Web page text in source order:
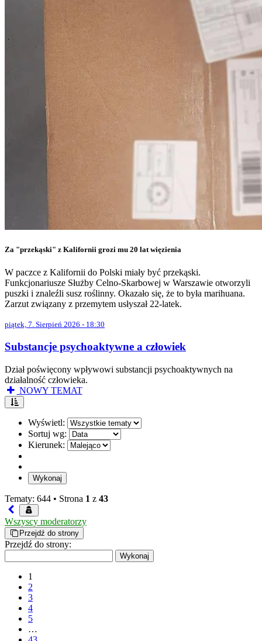
Za "przekąski" z Kalifornii grozi mu 20 lat więzienia
W paczce z Kalifornii do Polski miały być przekąski.
Funkcjonariusze Służby Celno-Skarbowej w Warszawie otworzyli
puszki i znaleźli susz roślinny. Okazało się, że to była marihuana.
Zarzut związany z przemytem usłyszał 22-latek.
piątek, 7. Sierpień 2026 - 18:30
Substancje psychoaktywne a człowiek
Dział poświęcony wpływowi substancji psychoaktywnych na
działalność człowieka.
NOWY TEMAT
Wyświetl:
Sortuj wg:
Kierunek:
Tematy: 644 • Strona 1 z 43
Wszyscy moderatorzy
Przejdź do strony
Przejdź do strony:
1
2
3
4
5
…